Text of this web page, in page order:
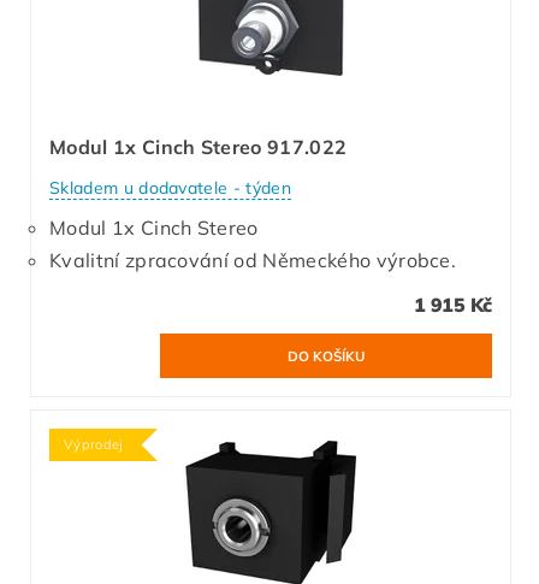
Modul 1x Cinch Stereo 917.022
Skladem u dodavatele - týden
Modul 1x Cinch Stereo
Kvalitní zpracování od Německého výrobce.
1 915 Kč
Výprodej